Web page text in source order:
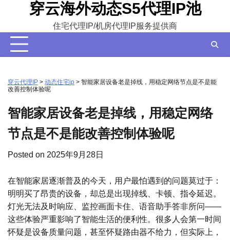
content
穿云海外动态S5代理IP池
住宅代理IP/机房代理IP服务提供商
穿云代理IP > 动态住宅ip > 智能家居设备老是掉线，用稳定网络节点是不是能
改善控制体验呢
智能家居设备老是掉线，用稳定网络
节点是不是能改善控制体验呢
Posted on 2025年9月28日
在智能家居逐渐普及的今天，用户最怕遇到的问题莫过于：
明明买了昂贵的设备，却总是出现掉线、卡顿、指令延迟。
灯光无法及时响应、监控画面卡住、语音助手答非所问——
这些体验严重影响了智能生活的便利性。很多人会第一时间
怀疑是设备质量问题，甚至怀疑路由器不给力，但实际上，